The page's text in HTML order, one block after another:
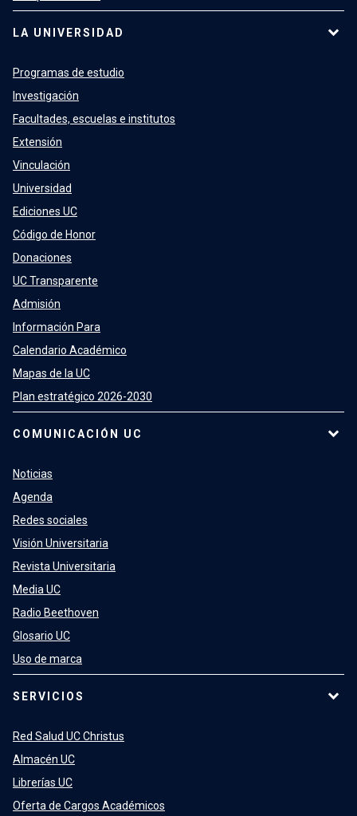
LA UNIVERSIDAD
Programas de estudio
Investigación
Facultades, escuelas e institutos
Extensión
Vinculación
Universidad
Ediciones UC
Código de Honor
Donaciones
UC Transparente
Admisión
Información Para
Calendario Académico
Mapas de la UC
Plan estratégico 2026-2030
COMUNICACIÓN UC
Noticias
Agenda
Redes sociales
Visión Universitaria
Revista Universitaria
Media UC
Radio Beethoven
Glosario UC
Uso de marca
SERVICIOS
Red Salud UC Christus
Almacén UC
Librerías UC
Oferta de Cargos Académicos